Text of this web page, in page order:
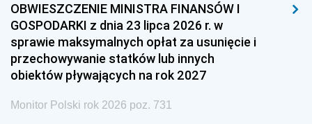
OBWIESZCZENIE MINISTRA FINANSÓW I
GOSPODARKI z dnia 23 lipca 2026 r. w
sprawie maksymalnych opłat za usunięcie i
przechowywanie statków lub innych
obiektów pływających na rok 2027
Monitor Polski rok 2026 poz. 731